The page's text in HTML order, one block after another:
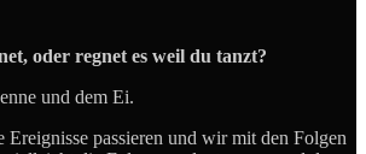
oder regnet es weil du tanzt?
und dem Ei.
Ereignisse passieren und wir mit den Folgen